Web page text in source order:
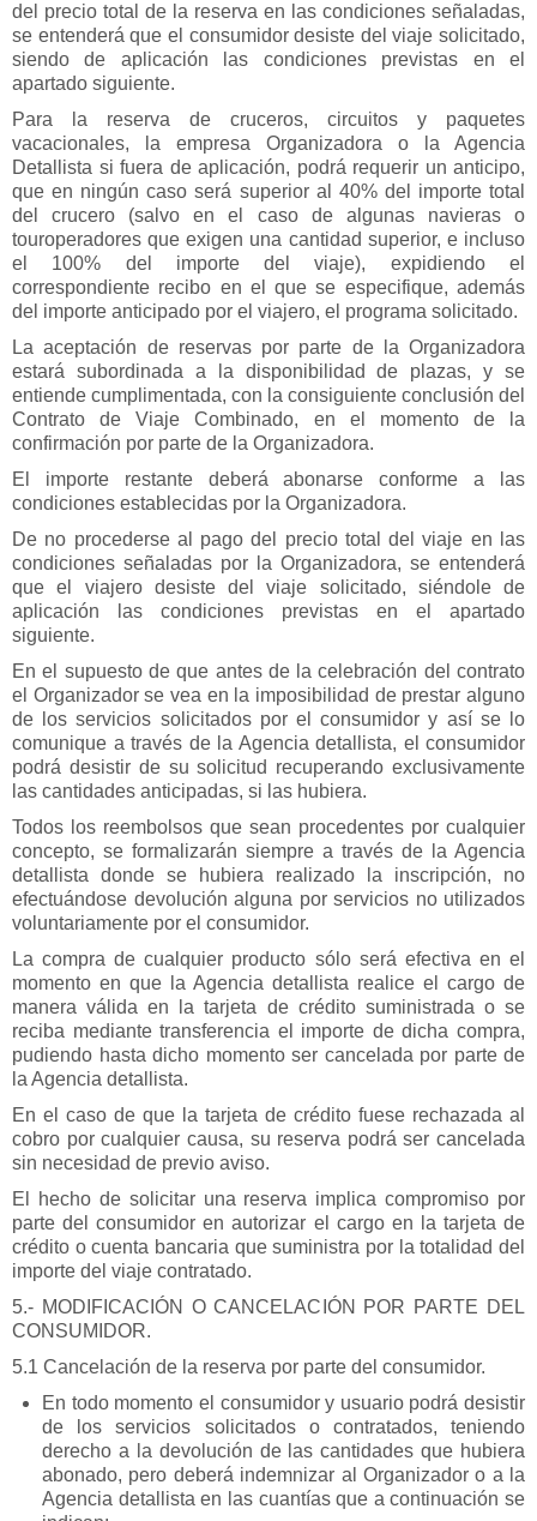
del precio total de la reserva en las condiciones señaladas,
se entenderá que el consumidor desiste del viaje solicitado,
siendo de aplicación las condiciones previstas en el
apartado siguiente.
Para la reserva de cruceros, circuitos y paquetes
vacacionales, la empresa Organizadora o la Agencia
Detallista si fuera de aplicación, podrá requerir un anticipo,
que en ningún caso será superior al 40% del importe total
del crucero (salvo en el caso de algunas navieras o
touroperadores que exigen una cantidad superior, e incluso
el 100% del importe del viaje), expidiendo el
correspondiente recibo en el que se especifique, además
del importe anticipado por el viajero, el programa solicitado.
La aceptación de reservas por parte de la Organizadora
estará subordinada a la disponibilidad de plazas, y se
entiende cumplimentada, con la consiguiente conclusión del
Contrato de Viaje Combinado, en el momento de la
confirmación por parte de la Organizadora.
El importe restante deberá abonarse conforme a las
condiciones establecidas por la Organizadora.
De no procederse al pago del precio total del viaje en las
condiciones señaladas por la Organizadora, se entenderá
que el viajero desiste del viaje solicitado, siéndole de
aplicación las condiciones previstas en el apartado
siguiente.
En el supuesto de que antes de la celebración del contrato
el Organizador se vea en la imposibilidad de prestar alguno
de los servicios solicitados por el consumidor y así se lo
comunique a través de la Agencia detallista, el consumidor
podrá desistir de su solicitud recuperando exclusivamente
las cantidades anticipadas, si las hubiera.
Todos los reembolsos que sean procedentes por cualquier
concepto, se formalizarán siempre a través de la Agencia
detallista donde se hubiera realizado la inscripción, no
efectuándose devolución alguna por servicios no utilizados
voluntariamente por el consumidor.
La compra de cualquier producto sólo será efectiva en el
momento en que la Agencia detallista realice el cargo de
manera válida en la tarjeta de crédito suministrada o se
reciba mediante transferencia el importe de dicha compra,
pudiendo hasta dicho momento ser cancelada por parte de
la Agencia detallista.
En el caso de que la tarjeta de crédito fuese rechazada al
cobro por cualquier causa, su reserva podrá ser cancelada
sin necesidad de previo aviso.
El hecho de solicitar una reserva implica compromiso por
parte del consumidor en autorizar el cargo en la tarjeta de
crédito o cuenta bancaria que suministra por la totalidad del
importe del viaje contratado.
5.- MODIFICACIÓN O CANCELACIÓN POR PARTE DEL
CONSUMIDOR.
5.1 Cancelación de la reserva por parte del consumidor.
En todo momento el consumidor y usuario podrá desistir
de los servicios solicitados o contratados, teniendo
derecho a la devolución de las cantidades que hubiera
abonado, pero deberá indemnizar al Organizador o a la
Agencia detallista en las cuantías que a continuación se